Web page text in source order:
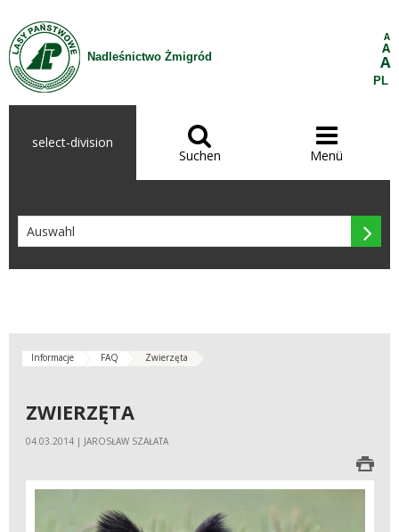
Zum Inhalt wechseln
Nadleśnictwo Żmigród
A
A
A
PL
select-division 
Suchen

Menü

Informacje FAQ Zwierzęta
ZWIERZĘTA
04.03.2014 | JAROSŁAW SZAŁATA